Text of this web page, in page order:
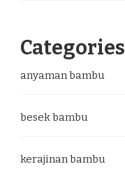
Categories
anyaman bambu
besek bambu
kerajinan bambu